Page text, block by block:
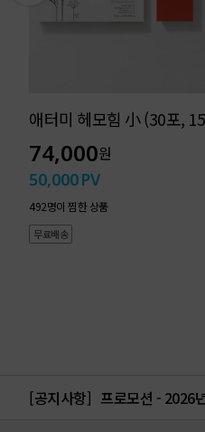
애
애터미 헤모힘 小 (30포,
74,000원
50,000PV
492명이 찜한 상품
무료배송
[공지사항] 프로모션 - 2026